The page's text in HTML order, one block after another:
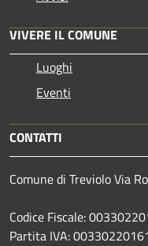
VIVERE IL COMUNE
Luoghi
Eventi
CONTATTI
Comune di Treviolo Via
Codice Fiscale:
Partita IVA: